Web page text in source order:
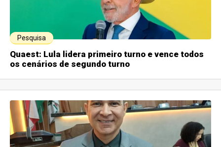
Pesquisa
Quaest: Lula lidera primeiro turno e vence todos
os cenários de segundo turno